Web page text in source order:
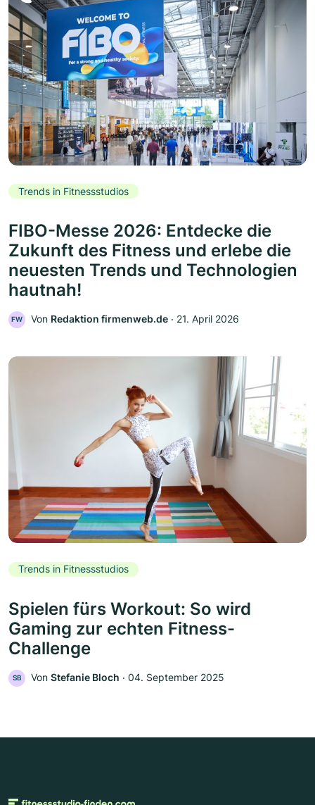
Trends in Fitnessstudios
FIBO-Messe 2026: Entdecke die
Zukunft des Fitness und erlebe die
neuesten Trends und Technologien
hautnah!
FW Von Redaktion firmenweb.de ‧ 21. April 2026
Trends in Fitnessstudios
Spielen fürs Workout: So wird
Gaming zur echten Fitness-
Challenge
SB Von Stefanie Bloch ‧ 04. September 2025